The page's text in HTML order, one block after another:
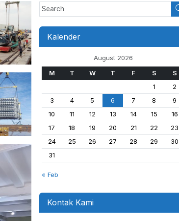
S
e
Kalender
August 2026
M
T W T F S
S
1
2
3
4 5 6 7 8
9
10
11 12 13 14 15
16
17
18 19 20 21 22
23
24
25 26 27 28 29
30
31
« Feb
Kontak Kami